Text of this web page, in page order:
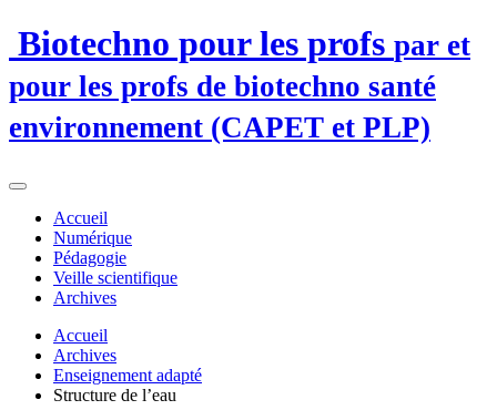
Biotechno pour les profs par et
pour les profs de biotechno santé
environnement (CAPET et PLP)
Accueil
Numérique
Pédagogie
Veille scientifique
Archives
Accueil
Archives
Enseignement adapté
Structure de l’eau